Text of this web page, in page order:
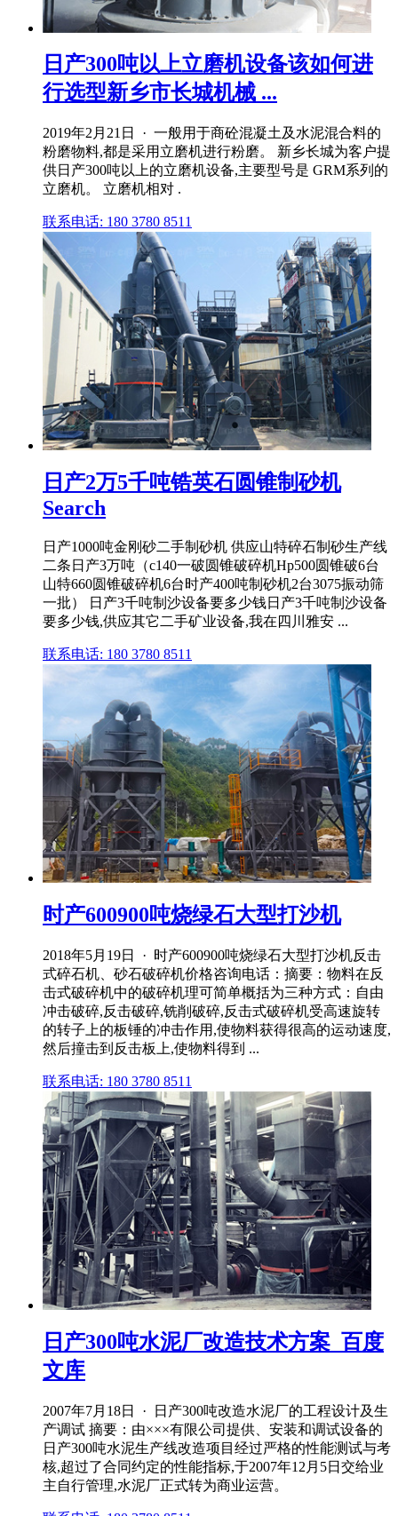
日产300吨以上立磨机设备该如何进
行选型新乡市长城机械 ...
2019年2月21日 · 一般用于商砼混凝土及水泥混合料的
粉磨物料,都是采用立磨机进行粉磨。 新乡长城为客户提
供日产300吨以上的立磨机设备,主要型号是 GRM系列的
立磨机。 立磨机相对 .
联系电话: 180 3780 8511
日产2万5千吨锆英石圆锥制砂机
Search
日产1000吨金刚砂二手制砂机 供应山特碎石制砂生产线
二条日产3万吨（c140一破圆锥破碎机Hp500圆锥破6台
山特660圆锥破碎机6台时产400吨制砂机2台3075振动筛
一批） 日产3千吨制沙设备要多少钱日产3千吨制沙设备
要多少钱,供应其它二手矿业设备,我在四川雅安 ...
联系电话: 180 3780 8511
时产600900吨烧绿石大型打沙机
2018年5月19日 · 时产600900吨烧绿石大型打沙机反击
式碎石机、砂石破碎机价格咨询电话：摘要：物料在反
击式破碎机中的破碎机理可简单概括为三种方式：自由
冲击破碎,反击破碎,铣削破碎,反击式破碎机受高速旋转
的转子上的板锤的冲击作用,使物料获得很高的运动速度,
然后撞击到反击板上,使物料得到 ...
联系电话: 180 3780 8511
日产300吨水泥厂改造技术方案_百度
文库
2007年7月18日 · 日产300吨改造水泥厂的工程设计及生
产调试 摘要：由×××有限公司提供、安装和调试设备的
日产300吨水泥生产线改造项目经过严格的性能测试与考
核,超过了合同约定的性能指标,于2007年12月5日交给业
主自行管理,水泥厂正式转为商业运营。